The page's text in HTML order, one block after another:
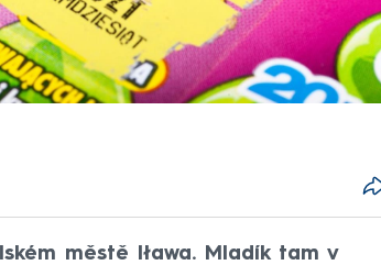
městě Iława. Mladík tam v